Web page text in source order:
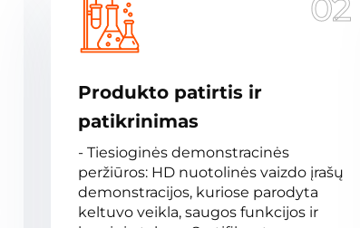
02
Produkto patirtis ir
patikrinimas
- Tiesioginės demonstracinės
peržiūros: HD nuotolinės vaizdo įrašų
demonstracijos, kuriose parodyta
keltuvo veikla, saugos funkcijos ir